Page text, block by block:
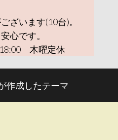
ざいます(10台)。
心です。
18:00 木曜定休
作成したテーマ